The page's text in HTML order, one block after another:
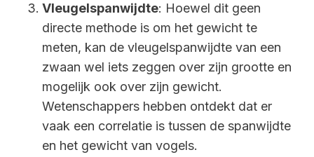
Vleugelspanwijdte: Hoewel dit geen
directe methode is om het gewicht te
meten, kan de vleugelspanwijdte van een
zwaan wel iets zeggen over zijn grootte en
mogelijk ook over zijn gewicht.
Wetenschappers hebben ontdekt dat er
vaak een correlatie is tussen de spanwijdte
en het gewicht van vogels.